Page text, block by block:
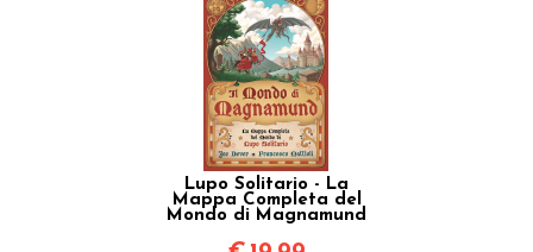
Lupo Solitario - La
Mappa Completa del
Mondo di Magnamund